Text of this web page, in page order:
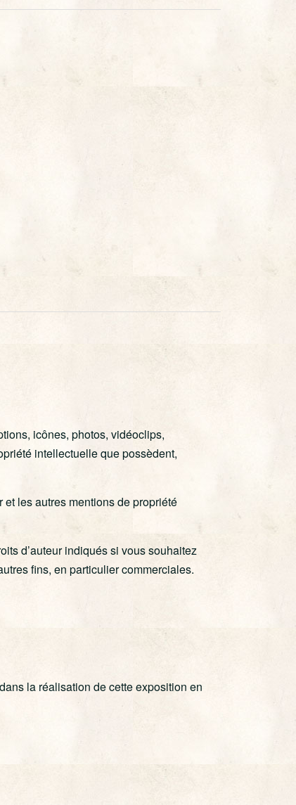
icônes, photos, vidéoclips,
intellectuelle que possèdent,
les autres mentions de propriété
d’auteur indiqués si vous souhaitez
fins, en particulier commerciales.
la réalisation de cette exposition en